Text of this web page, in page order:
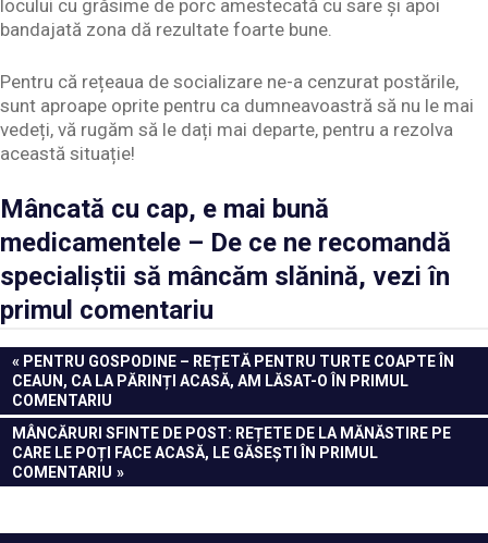
locului cu grăsime de porc amestecată cu sare și apoi
bandajată zona dă rezultate foarte bune.
Pentru că rețeaua de socializare ne-a cenzurat postările,
sunt aproape oprite pentru ca dumneavoastră să nu le mai
vedeți, vă rugăm să le dați mai departe, pentru a rezolva
această situație!
Mâncată cu cap, e mai bună
medicamentele – De ce ne recomandă
specialiștii să mâncăm slănină, vezi în
primul comentariu
Navigare
în
articole
PREVIOUS
POST:
PENTRU GOSPODINE – REȚETĂ PENTRU TURTE COAPTE ÎN
CEAUN, CA LA PĂRINȚI ACASĂ, AM LĂSAT-O ÎN PRIMUL
COMENTARIU
NEXT
POST:
MÂNCĂRURI SFINTE DE POST: REȚETE DE LA MĂNĂSTIRE PE
CARE LE POȚI FACE ACASĂ, LE GĂSEȘTI ÎN PRIMUL
COMENTARIU